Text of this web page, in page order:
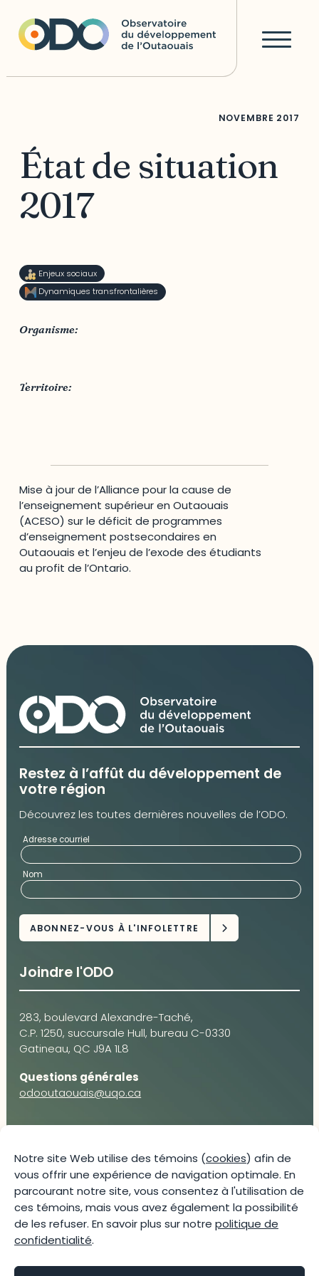
Notre site Web utilise des témoins (cookies) afin de
vous offrir une expérience de navigation optimale. En
parcourant notre site, vous consentez à l'utilisation de
ces témoins, mais vous avez également la possibilité
de les refuser. En savoir plus sur notre politique de
confidentialité.
NOVEMBRE 2017
État de situation
2017
Enjeux sociaux
Dynamiques transfrontalières
Organisme:
Territoire:
Mise à jour de l’Alliance pour la cause de
l’enseignement supérieur en Outaouais
(ACESO) sur le déficit de programmes
d’enseignement postsecondaires en
Outaouais et l’enjeu de l’exode des étudiants
au profit de l’Ontario.
Restez à l’affût du développement de
votre région
Découvrez les toutes dernières nouvelles de l’ODO.
Adresse courriel
Nom
Joindre l'ODO
283, boulevard Alexandre-Taché,
C.P. 1250, succursale Hull, bureau C-0330
Gatineau, QC J9A 1L8
Questions générales
odooutaouais@uqo.ca
Joani Vallespir
819-595-3900 | Poste 3222
joani.vallespir@uqo.ca
Politique de confidentialité